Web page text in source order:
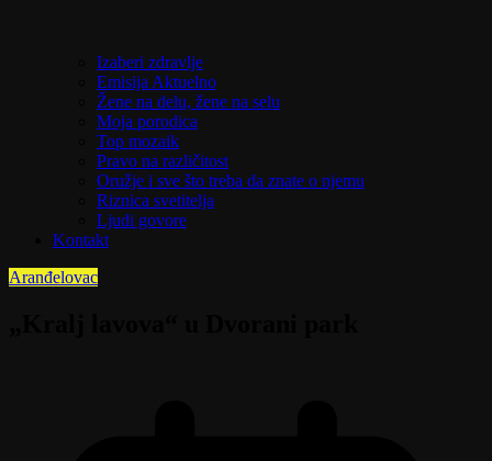
Izaberi zdravlje
Emisija Aktuelno
Žene na delu, žene na selu
Moja porodica
Top mozaik
Pravo na različitost
Oružje i sve što treba da znate o njemu
Riznica svetitelja
Ljudi govore
Kontakt
Aranđelovac